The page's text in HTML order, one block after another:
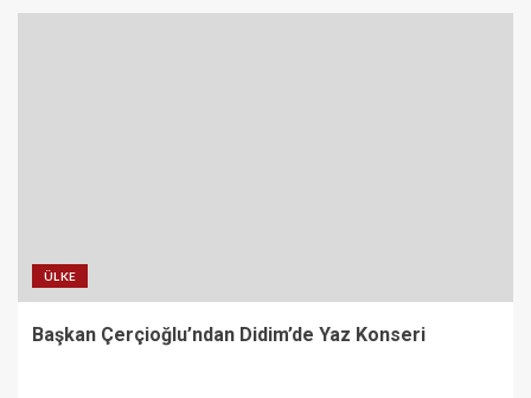
ÜLKE
Başkan Çerçioğlu’ndan Didim’de Yaz Konseri